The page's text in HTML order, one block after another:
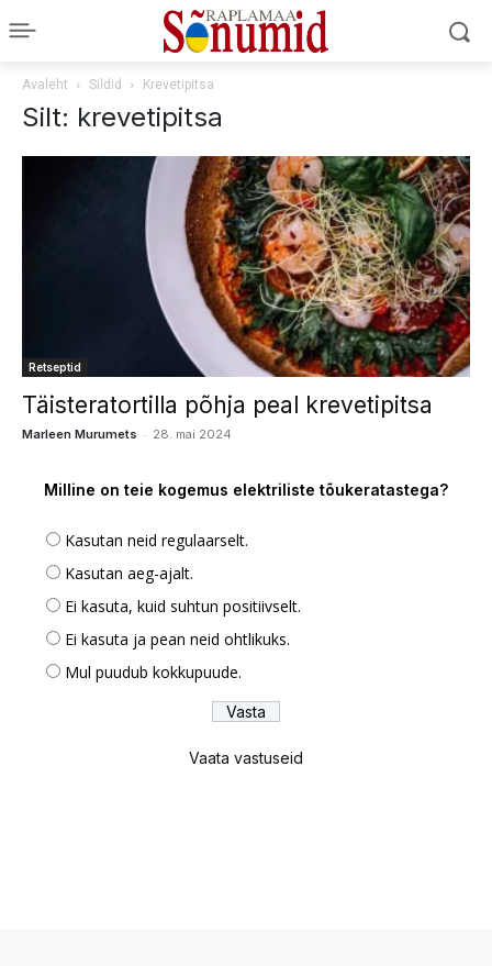
Avaleht Sildid Krevetipitsa
Silt: krevetipitsa
Retseptid
Täisteratortilla põhja peal krevetipitsa
Marleen Murumets - 28. mai 2024
Milline on teie kogemus elektriliste tõukeratastega?
Kasutan neid regulaarselt.
Kasutan aeg-ajalt.
Ei kasuta, kuid suhtun positiivselt.
Ei kasuta ja pean neid ohtlikuks.
Mul puudub kokkupuude.
Vaata vastuseid